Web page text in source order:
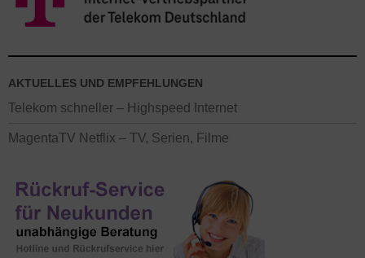
AKTUELLES UND EMPFEHLUNGEN
Telekom schneller – Highspeed Internet
MagentaTV Netflix – TV, Serien, Filme